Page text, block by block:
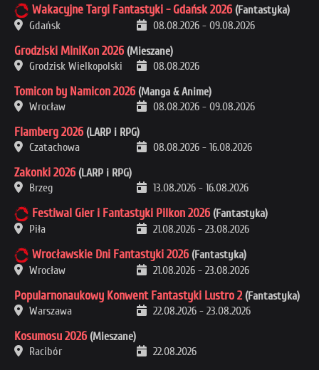
Wakacyjne Targi Fantastyki - Gdańsk 2026 (Fantastyka)
Gdańsk
08.08.2026 - 09.08.2026
Grodziski MiniKon 2026 (Mieszane)
Grodzisk Wielkopolski
08.08.2026
Tomicon by Namicon 2026 (Manga & Anime)
Wrocław
08.08.2026 - 09.08.2026
Flamberg 2026 (LARP i RPG)
Czatachowa
08.08.2026 - 16.08.2026
Zakonki 2026 (LARP i RPG)
Brzeg
13.08.2026 - 16.08.2026
Festiwal Gier i Fantastyki Pilkon 2026 (Fantastyka)
Piła
21.08.2026 - 23.08.2026
Wrocławskie Dni Fantastyki 2026 (Fantastyka)
Wrocław
21.08.2026 - 23.08.2026
Popularnonaukowy Konwent Fantastyki Lustro 2 (Fantastyka)
Warszawa
22.08.2026 - 23.08.2026
Kosumosu 2026 (Mieszane)
Racibór
22.08.2026